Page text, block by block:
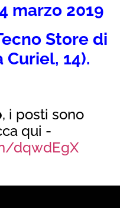
marzo 2019
Store di
14).
, i posti sono
qui -
dqwdEgX